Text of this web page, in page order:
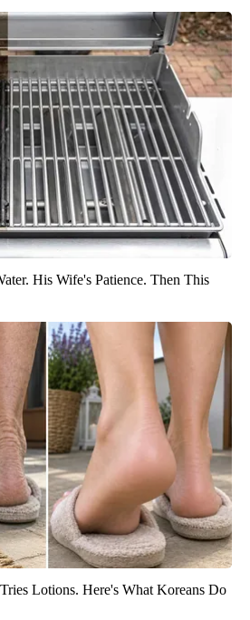
His Wife's Patience. Then This
Lotions. Here's What Koreans Do